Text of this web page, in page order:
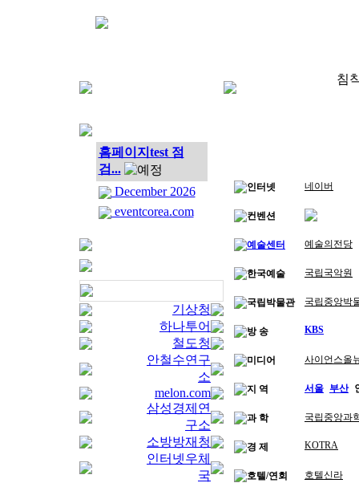
침
홈페이지test 점
검...
December 2026
eventcorea.com
기상청
하나투어
철도청
안철수연구
소
melon.com
삼성경제연
구소
소방방재청
인터넷우체
국
인터넷 네이버
컨벤션
예술센터 예술의전당
한국예술 국립국악원
국립박물관 국립중앙박
방 송 KBS
미디어 사이언스올
지 역 서울 부산
과 학 국립중앙과
경 제 KOTRA
호텔/연회 호텔신라